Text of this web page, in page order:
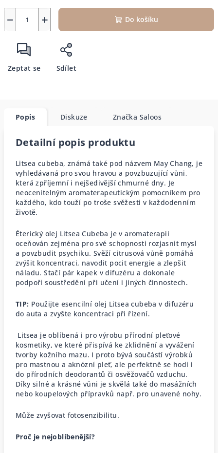
+
− Do košíku
Zeptat se Sdílet
Popis Diskuze Značka Saloos
Detailní popis produktu
Litsea cubeba, známá také pod názvem May Chang, je
vyhledávaná pro svou hravou a povzbuzující vůni,
která zpříjemní i nejšedivější chmurné dny. Je
neocenitelným aromaterapeutickým pomocníkem pro
každého, kdo touží po troše svěžesti v každodenním
životě.
Éterický olej Litsea Cubeba je v aromaterapii
oceňován zejména pro své schopnosti rozjasnit mysl
a povzbudit psychiku. Svěží citrusová vůně pomáhá
zvýšit koncentraci, navodit pocit energie a zlepšit
náladu. Stačí pár kapek v difuzéru a dokonale
podpoří soustředění při učení i jiných činnostech.
TIP: Použijte esencilní olej Litsea cubeba v difuzéru
do auta a zvyšte koncentraci při řízení.
Litsea je oblíbená i pro výrobu přírodní pleťové
kosmetiky, ve které přispívá ke zklidnění a vyvážení
tvorby kožního mazu. I proto bývá součástí výrobků
pro mastnou a aknózní pleť, ale perfektně se hodí i
do přírodních deodorantů či osvěžovačů vzduchu.
Díky silné a krásné vůni je skvělá také do masážních
nebo koupelových přípravků např. pro unavené nohy.
Může zvyšovat fotosenzibilitu.
Proč je nejoblíbenější?